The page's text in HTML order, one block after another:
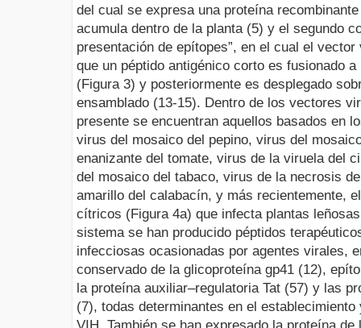
del cual se expresa una proteína
acumula dentro de la planta (5) y el segundo
presentación de epítopes”, en el cual el
que un péptido antigénico corto es fusionado
(Figura 3) y posteriormente es desplegado
ensamblado (13-15). Dentro de los vectores
presente se encuentran aquellos basados en
virus del mosaico del pepino, virus del
enanizante del tomate, virus de la viruela del
del mosaico del tabaco, virus de la necrosis
amarillo del calabacín, y más recientemente,
cítricos (Figura 4a) que infecta plantas
sistema se han producido péptidos
infecciosas ocasionadas por agentes virales,
conservado de la glicoproteína gp41 (12),
la proteína auxiliar–regulatoria Tat (57) y las
(7), todas determinantes en el